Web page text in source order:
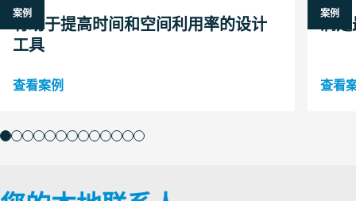
案例
有助于提高时间和空间利用率的设计
工具
查看案例
案例
满
查看